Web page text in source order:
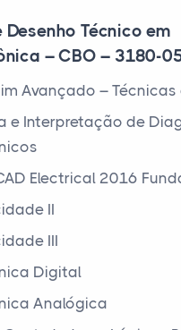
Técnico em
– CBO – 3180-
Avançado –
e Interpretação de
Electrical 2016
II
III
Digital
Analógica